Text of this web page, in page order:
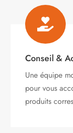

Conseil &
Une équipe
pour vous
produits